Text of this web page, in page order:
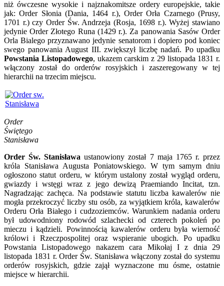
niż ówczesne wysokie i najznakomitsze ordery europejskie, takie
jak: Order Słonia (Dania, 1464 r.), Order Orła Czarnego (Prusy,
1701 r.) czy Order Św. Andrzeja (Rosja, 1698 r.). Wyżej stawiano
jedynie Order Złotego Runa (1429 r.). Za panowania Sasów Order
Orla Bialego przyznawano jedynie senatorom i dopiero pod koniec
swego panowania August III. zwiększył liczbę nadań. Po upadku
Powstania Listopadowego, ukazem carskim z 29 listopada 1831 r.
włączony został do orderów rosyjskich i zaszeregowany w tej
hierarchii na trzecim miejscu.
Order
Świętego
Stanisława
Order Św. Stanisława ustanowiony został 7 maja 1765 r. przez
króla Stanisława Augusta Poniatowskiego. W tym samym dniu
ogłoszono statut orderu, w którym ustalony został wygląd orderu,
gwiazdy i wstęgi wraz z jego dewizą Praemiando Incitat, tzn.
Nagradzając zachęca. Na podstawie statutu liczba kawalerów nie
mogła przekroczyć liczby stu osób, za wyjątkiem króla, kawalerów
Orderu Orła Białego i cudzoziemców. Warunkiem nadania orderu
był udowodniony rodowód szlachecki od czterech pokoleń po
mieczu i kądzieli. Powinnością kawalerów orderu była wierność
królowi i Rzeczpospolitej oraz wspieranie ubogich. Po upadku
Powstania Listopadowego nakazem cara Mikołaj I z dnia 29
listopada 1831 r. Order Św. Stanisława włączony został do systemu
orderów rosyjskich, gdzie zajął wyznaczone mu ósme, ostatnie
miejsce w hierarchii.